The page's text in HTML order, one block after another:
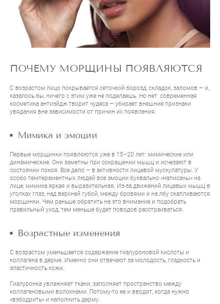
ПОЧЕМУ МОРЩИНЫ ПОЯВЛЯЮТСЯ
С возрастом лицо покрывается сеточкой борозд, складок, заломов — и,
казалось бы, ничего с этим уже не поделаешь. Но нет: современная
косметика антиэйдж творит чудеса — убирает внешние признаки
увядания вне зависимости от причин их появления.
Мимика и эмоции
Первые морщинки появляются уже в 15–20 лет: мимические или
динамические. Они заметны при сокращении мышц и исчезают в
состоянии покоя. Все дело — в активности лицевой мускулатуры. У
особо темпераментных людей все эмоции буквально «написаны» на
лице, мимика яркая и выразительная. Из-за движений лицевых мышц в
уголках глаз, над верхней губой, между бровями и на лбу скапливаются
морщинки. Чем раньше обратить на это внимание и подобрать
правильный уход, тем меньше будет поводов расстраиваться.
Возрастные изменения
С возрастом уменьшается содержание гиалуроновой кислоты и
коллагена в дерме. Именно они отвечают за молодость, гладкость и
эластичность кожи.
Гиалуронка увлажняет ткани, заполняет пространство между
коллагеновыми волокнами. Потому-то ее и вводят, когда нужно
«взбодрить» и наполнить дерму.